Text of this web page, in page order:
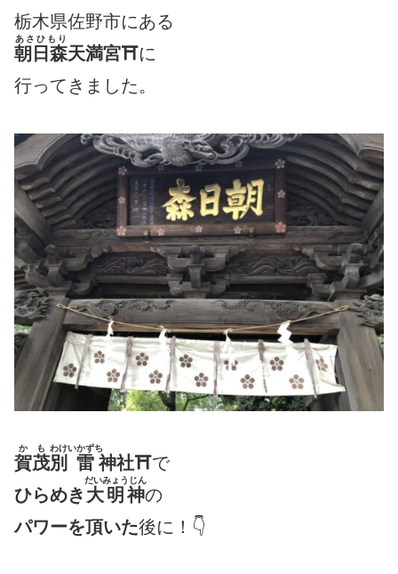
栃木県佐野市にある
朝日森
あさひもり
天満宮⛩に
行ってきました。
賀茂
かも
別
わけ
雷
いかずち
神社⛩で
ひらめき 大明神
だいみょうじん
の
パワーを頂いた後に！👇